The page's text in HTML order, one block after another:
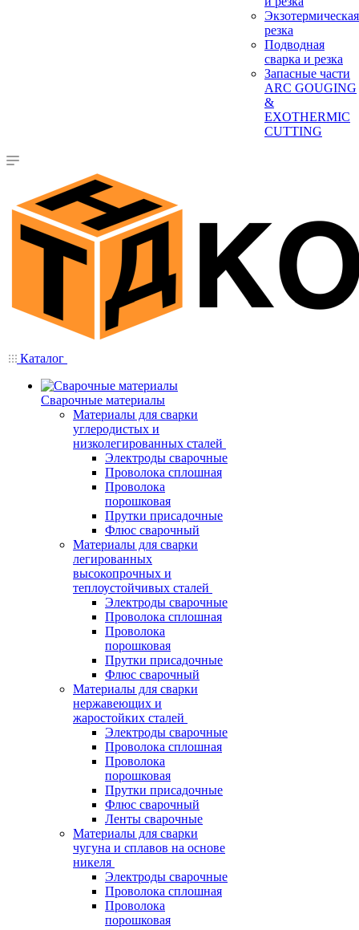
Экзотермическая
резка
Подводная
сварка и резка
Запасные части
ARC GOUGING
&
EXOTHERMIC
CUTTING
Каталог
Сварочные материалы
Материалы для сварки
углеродистых и
низколегированных сталей
Электроды сварочные
Проволока сплошная
Проволока
порошковая
Прутки присадочные
Флюс сварочный
Материалы для сварки
легированных
высокопрочных и
теплоустойчивых сталей
Электроды сварочные
Проволока сплошная
Проволока
порошковая
Прутки присадочные
Флюс сварочный
Материалы для сварки
нержавеющих и
жаростойких сталей
Электроды сварочные
Проволока сплошная
Проволока
порошковая
Прутки присадочные
Флюс сварочный
Ленты сварочные
Материалы для сварки
чугуна и сплавов на основе
никеля
Электроды сварочные
Проволока сплошная
Проволока
порошковая